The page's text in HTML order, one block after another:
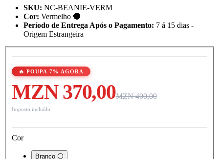
SKU: NC-BEANIE-VERM
Cor: Vermelho 🔴
Período de Entrega Após o Pagamento: 7 á 15 dias -
Origem Estrangeira
🔥 POUPA 7% AGORA
MZN 370,00MZN 400,00
Imposto incluído
Cor
Branco ⚪